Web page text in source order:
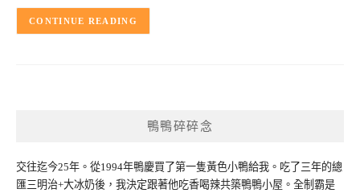
CONTINUE READING
鴨鴨碎碎念
交往迄今25年。從1994年鴨慶買了第一隻黃色小鴨給我。吃了三年的總
匯三明治+大冰奶後，我決定跟著他吃香喝辣共築鴨鴨小屋。全制霸是